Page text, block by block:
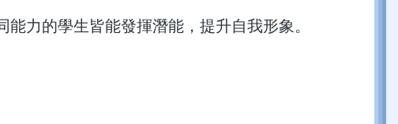
力的學生皆能發揮潛能，提升自我形象。